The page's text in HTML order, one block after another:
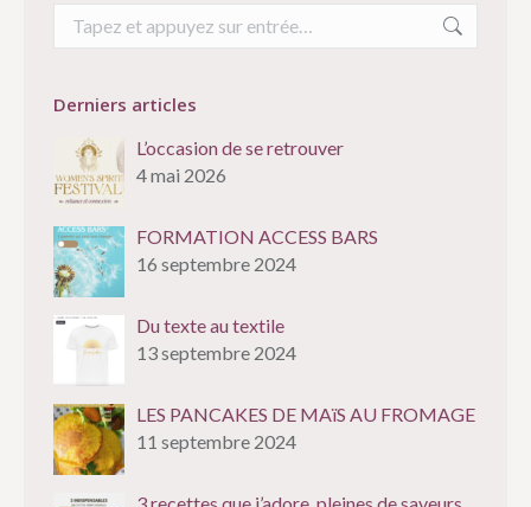
Recherche
Derniers articles
L’occasion de se retrouver
4 mai 2026
FORMATION ACCESS BARS
16 septembre 2024
Du texte au textile
13 septembre 2024
LES PANCAKES DE MAïS AU FROMAGE
11 septembre 2024